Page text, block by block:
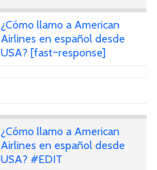
¿Cómo llamo a American
Airlines en español desde
USA? [fast~response]
¿Cómo llamo a American
Airlines en español desde
USA? #EDIT